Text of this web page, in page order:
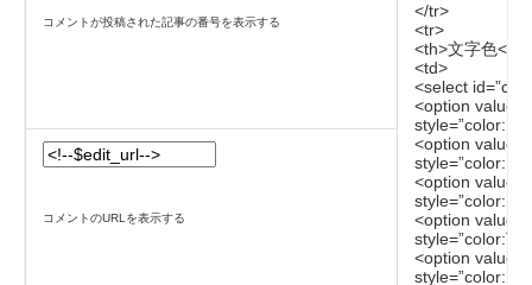
</tr>
<tr>
<th>文字色</
<td>
<select
<option
<option
<option
<option
<option
コメントが投稿された記事の番号を表示する
コメントのURLを表示する